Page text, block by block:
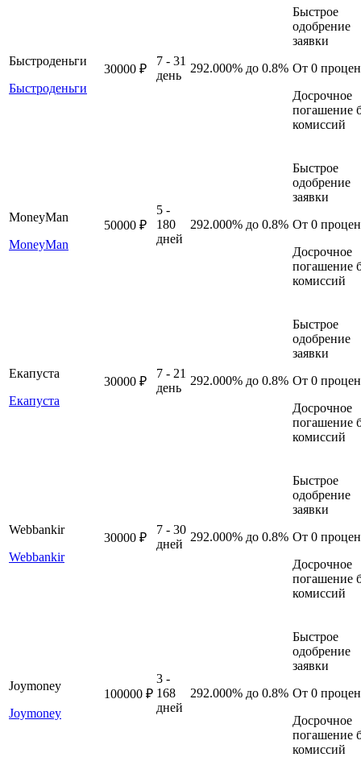
Быстроденьги
Быстроденьги
30000 ₽
7 - 31
день
292.000% до 0.8%
Быстрое
одобрение
заявки
От 0
Досрочное
погашение
комиссий
MoneyMan
MoneyMan
50000 ₽
5 -
180
дней
292.000% до 0.8%
Быстрое
одобрение
заявки
От 0
Досрочное
погашение
комиссий
Екапуста
Екапуста
30000 ₽
7 - 21
день
292.000% до 0.8%
Быстрое
одобрение
заявки
От 0
Досрочное
погашение
комиссий
Webbankir
Webbankir
30000 ₽
7 - 30
дней
292.000% до 0.8%
Быстрое
одобрение
заявки
От 0
Досрочное
погашение
комиссий
Joymoney
Joymoney
100000 ₽
3 -
168
дней
292.000% до 0.8%
Быстрое
одобрение
заявки
От 0
Досрочное
погашение
комиссий